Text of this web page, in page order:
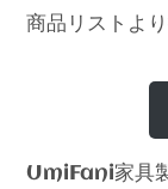
商品リストよ
UmiFani家具